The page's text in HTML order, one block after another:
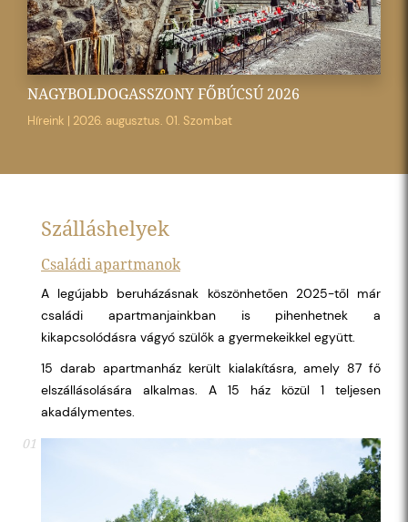
NAGYBOLDOGASSZONY FŐBÚCSÚ 2026
Híreink | 2026. augusztus. 01. Szombat
Szálláshelyek
Családi apartmanok
A legújabb beruházásnak köszönhetően 2025-től már
családi apartmanjainkban is pihenhetnek a
kikapcsolódásra vágyó szülők a gyermekeikkel együtt.
15 darab apartmanház került kialakításra, amely 87 fő
elszállásolására alkalmas. A 15 ház közül 1 teljesen
akadálymentes.
01